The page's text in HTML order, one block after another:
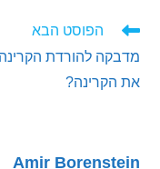
הפוסט הבא
להורדת הקרינה
Amir